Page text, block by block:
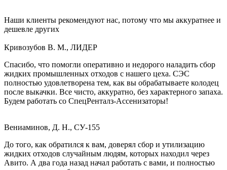
Наши клиенты рекомендуют нас, потому что мы аккуратнее и
дешевле других
Кривозубов В. М., ЛИДЕР
Спасибо, что помогли оперативно и недорого наладить сбор
жидких промышленных отходов с нашего цеха. СЭС
полностью удовлетворена тем, как вы обрабатываете колодец
после выкачки. Все чисто, аккуратно, без характерного запаха.
Будем работать со СпецРенталз-Ассенизаторы!
Вениаминов, Д. Н., СУ-155
До того, как обратился к вам, доверял сбор и утилизацию
жидких отходов случайным людям, которых находил через
Авито. А два года назад начал работать с вами, и полностью